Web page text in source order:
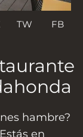
TW FB
hambre?
en